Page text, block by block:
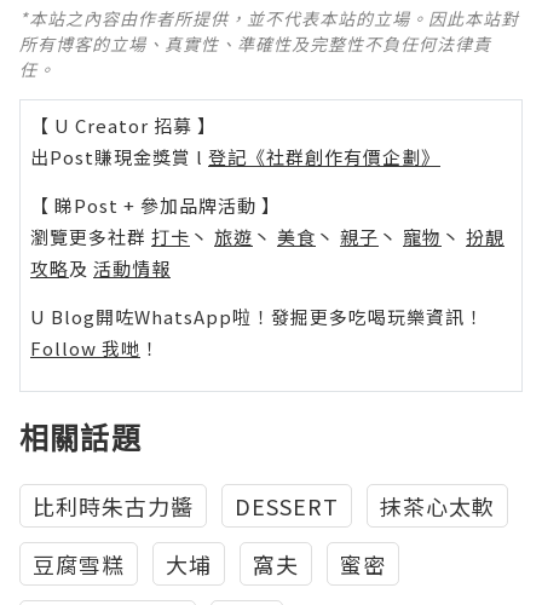
*本站之內容由作者所提供，並不代表本站的立場。因此本站對
所有博客的立場、真實性、準確性及完整性不負任何法律責
任。
【 U Creator 招募 】
出Post賺現金獎賞 l 登記《社群創作有價企劃》
【 睇Post + 參加品牌活動 】
瀏覽更多社群 打卡 丶 旅遊 丶 美食 丶 親子 丶 寵物 丶 扮靚
攻略及 活動情報
U Blog開咗WhatsApp啦！發掘更多吃喝玩樂資訊！
Follow 我哋 ！
相關話題
比利時朱古力醬 DESSERT
抹茶心太軟
豆腐雪糕
大埔 窩夫
蜜密